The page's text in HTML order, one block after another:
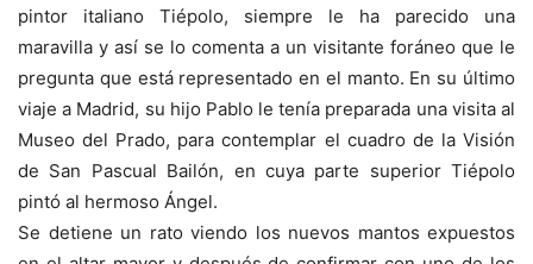
pintor italiano Tiépolo, siempre le ha parecido una
maravilla y así se lo comenta a un visitante foráneo que le
pregunta que está representado en el manto. En su último
viaje a Madrid, su hijo Pablo le tenía preparada una visita al
Museo del Prado, para contemplar el cuadro de la Visión
de San Pascual Bailón, en cuya parte superior Tiépolo
pintó al hermoso Ángel.
Se detiene un rato viendo los nuevos mantos expuestos